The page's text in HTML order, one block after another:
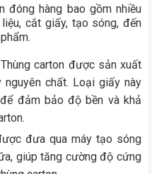
đóng hàng bao gồm nhiều
cắt giấy, tạo sóng, đến
carton được sản xuất
chất. Loại giấy này
đảm bảo độ bền và khả
đưa qua máy tạo sóng
giúp tăng cường độ cứng